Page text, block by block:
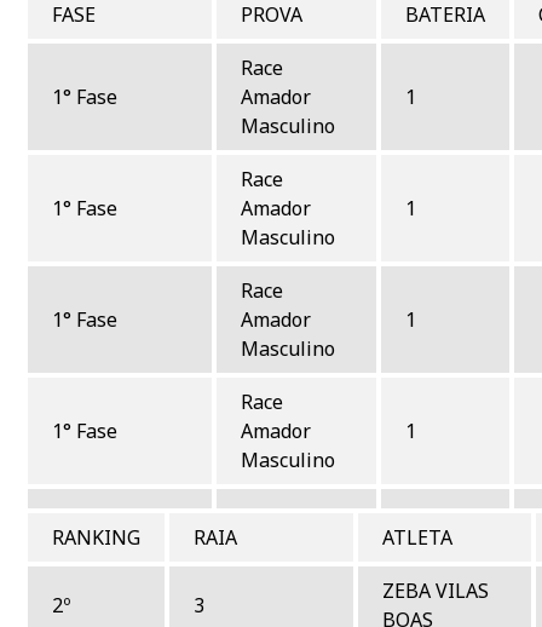
FASE
PROVA BATERIA
1° Fase
Race
Amador
Masculino
1
1° Fase
Race
Amador
Masculino
1
1° Fase
Race
Amador
Masculino
1
1° Fase
Race
Amador
Masculino
1
RANKING RAIA ATLETA
2º 3
ZEBA VILAS
BOAS